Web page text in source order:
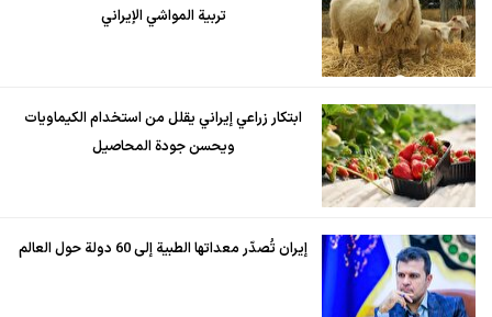
تربية المواشي الإيراني
ابتكار زراعي إيراني يقلل من استخدام الكيماويات
ويحسن جودة المحاصيل
إيران تُصدّر معداتها الطبية إلى 60 دولة حول العالم